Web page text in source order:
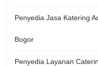
Penyedia Jasa Katering
Bogor
Penyedia Layanan